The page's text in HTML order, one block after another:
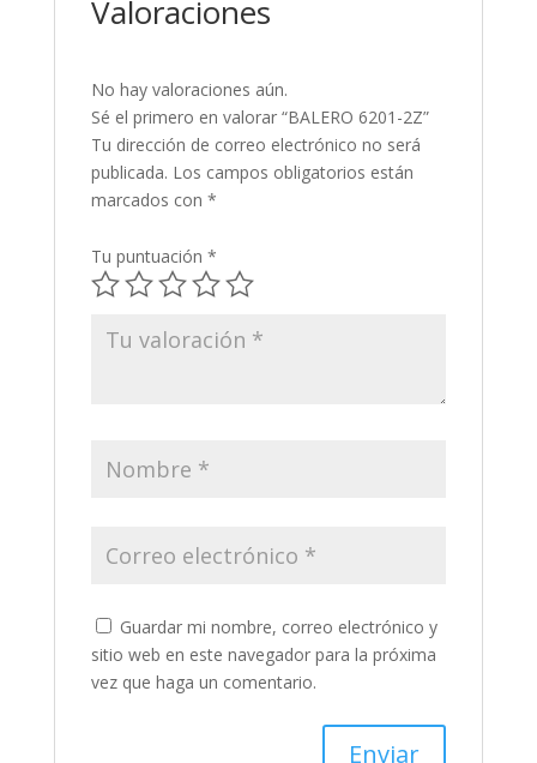
Valoraciones
No hay valoraciones aún.
Sé el primero en valorar “BALERO 6201-2Z”
Tu dirección de correo electrónico no será
publicada. Los campos obligatorios están
marcados con *
Tu puntuación *
Guardar mi nombre, correo electrónico y
sitio web en este navegador para la próxima
vez que haga un comentario.